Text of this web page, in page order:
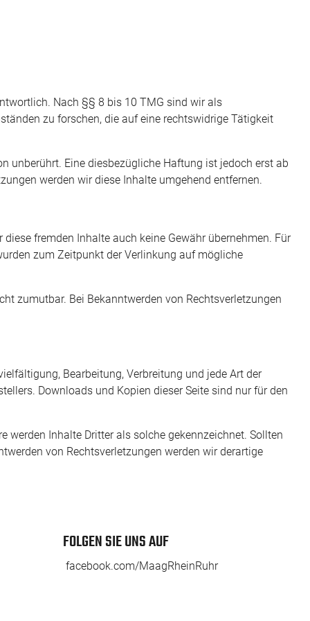
Nach §§ 8 bis 10 TMG sind wir als
zu forschen, die auf eine rechtswidrige Tätigkeit
unberührt. Eine diesbezügliche Haftung ist jedoch erst ab
werden wir diese Inhalte umgehend entfernen.
fremden Inhalte auch keine Gewähr übernehmen. Für
zum Zeitpunkt der Verlinkung auf mögliche
zumutbar. Bei Bekanntwerden von Rechtsverletzungen
Bearbeitung, Verbreitung und jede Art der
Downloads und Kopien dieser Seite sind nur für den
werden Inhalte Dritter als solche gekennzeichnet. Sollten
von Rechtsverletzungen werden wir derartige
FOLGEN SIE UNS AUF
facebook.com/MaagRheinRuhr